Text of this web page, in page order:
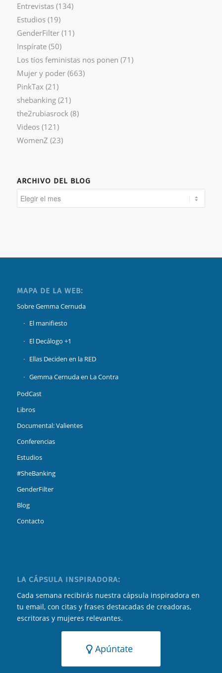
Entrevistas(134)
Estudios(19)
GenderFilter(11)
Inspírate(50)
Los tíos feministas nos ponen (71)
Mujer y poder(663)
PinkTax (21)
shebanking(21)
the2rubiasrock (8)
Videos(121)
WomenZ (23)
ARCHIVO DEL BLOG
MAPA DE LA WEB:
Sobre Gemma Cernuda
El manifiesto
El Decálogo +1
Ellas Deciden en la RED
Gemma Cernuda en La Contra
PodCast
Libros
Documental: Valientes
Conferencias
Estudios
#SheBanking
GenderFilter
Blog
Contacto
LA CÁPSULA INSPIRADORA:
Cada semana recibirás nuestra cápsula inspiradora en
tu email, con citas y frases destacadas de creadoras,
escritoras y mujeres relevantes.
Apúntate